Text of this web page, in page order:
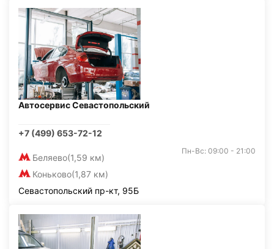
Автосервис Севастопольский
+7 (499) 653-72-12
Беляево(1,59 км)
Коньково(1,87 км)
Пн-Вс: 09:00 - 21:00
Севастопольский пр-кт, 95Б